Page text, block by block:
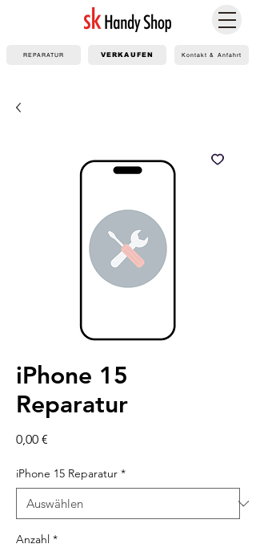
VERKAUFEN
REPARATUR Kontakt & Anfahrt
iPhone 15
Reparatur
0,00 €
iPhone 15 Reparatur *
Anzahl *